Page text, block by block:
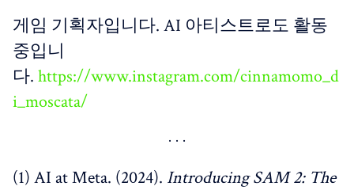
게임 기획자입니다. AI 아티스트로도 활동
중입니
다. https://www.instagram.com/cinnamomo_d
i_moscata/
(1) AI at Meta. (2024). Introducing SAM 2: The